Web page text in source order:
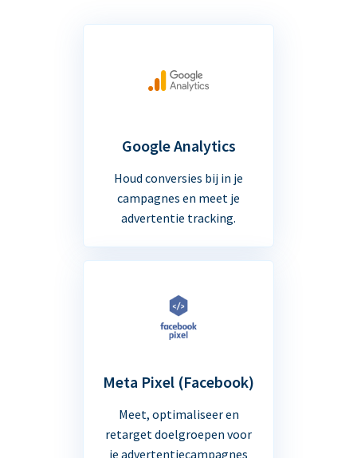
Google Analytics
Houd conversies bij in je
campagnes en meet je
advertentie tracking.
Meta Pixel (Facebook)
Meet, optimaliseer en
retarget doelgroepen voor
je advertentiecampagnes